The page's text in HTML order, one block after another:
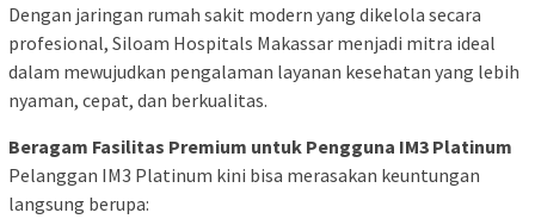
Dengan jaringan rumah sakit modern yang dikelola secara
profesional, Siloam Hospitals Makassar menjadi mitra ideal
dalam mewujudkan pengalaman layanan kesehatan yang lebih
nyaman, cepat, dan berkualitas.
Beragam Fasilitas Premium untuk Pengguna IM3 Platinum
Pelanggan IM3 Platinum kini bisa merasakan keuntungan
langsung berupa: